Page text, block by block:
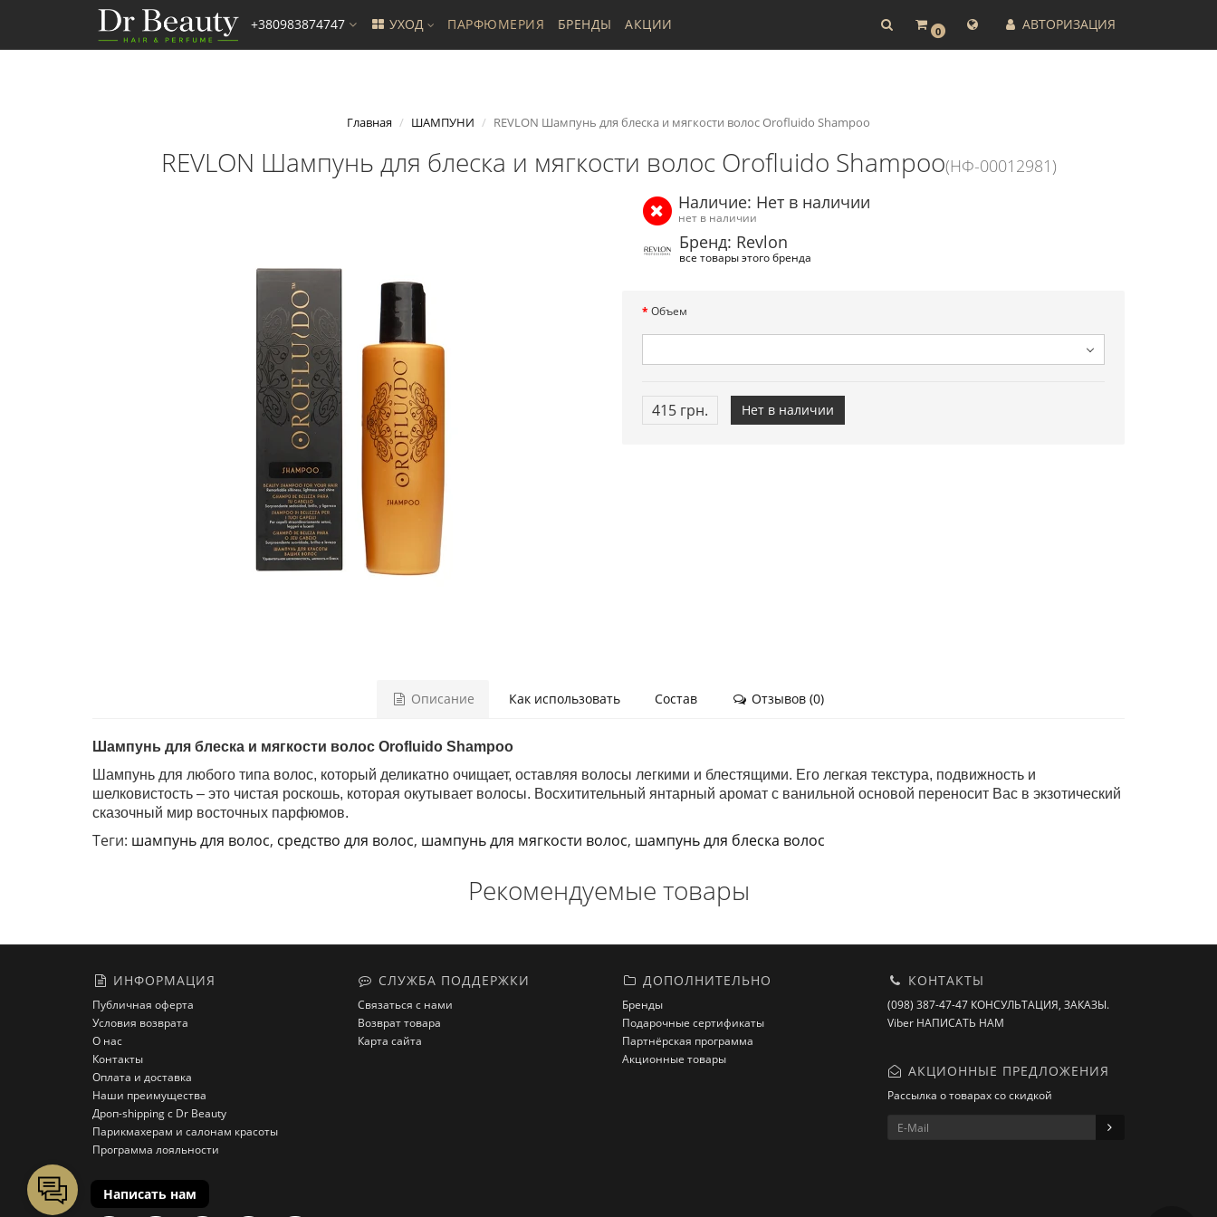
0 АВТОРИЗАЦИЯ
+380983874747 УХОД ПАРФЮМЕРИЯ БРЕНДЫ АКЦИИ
Главная ШАМПУНИ REVLON Шампунь для блеска и мягкости волос Orofluido Shampoo
REVLON Шампунь для блеска и мягкости волос Orofluido Shampoo(НФ-00012981)
Наличие: Нет в наличии
нет в наличии
Бренд: Revlon
все товары этого бренда
Объем
415 грн. Нет в наличии
Описание Как использовать Состав Отзывов (0)
Шампунь для блеска и мягкости волос Orofluido Shampoo
Шампунь для любого типа волос, который деликатно очищает, оставляя волосы легкими и блестящими. Его легкая текстура, подвижность и
шелковистость – это чистая роскошь, которая окутывает волосы. Восхитительный янтарный аромат с ванильной основой переносит Вас в экзотический
сказочный мир восточных парфюмов.
Теги: шампунь для волос, средство для волос, шампунь для мягкости волос, шампунь для блеска волос
Рекомендуемые товары
ИНФОРМАЦИЯ
Публичная оферта
Условия возврата
О нас
Контакты
Оплата и доставка
Наши преимущества
Дроп-shipping с Dr Beauty
Парикмахерам и салонам красоты
Программа лояльности
СЛУЖБА ПОДДЕРЖКИ
Связаться с нами
Возврат товара
Карта сайта
ДОПОЛНИТЕЛЬНО
Бренды
Подарочные сертификаты
Партнёрская программа
Акционные товары
КОНТАКТЫ
(098) 387-47-47 КОНСУЛЬТАЦИЯ, ЗАКАЗЫ.
Viber НАПИСАТЬ НАМ
АКЦИОННЫЕ ПРЕДЛОЖЕНИЯ
Рассылка о товарах со скидкой